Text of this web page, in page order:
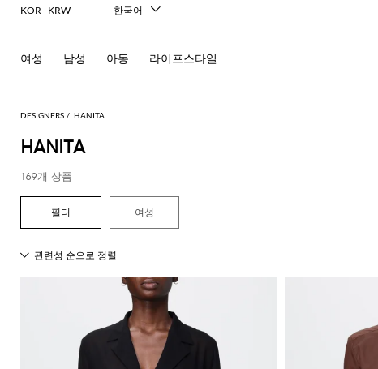
DESIGNERS HANITA
HANITA
169개 상품
여성
여성 남성 아동 라이프스타일
KOR - KRW
한국어
Français